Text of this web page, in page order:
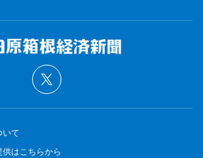
いて
はこちらから